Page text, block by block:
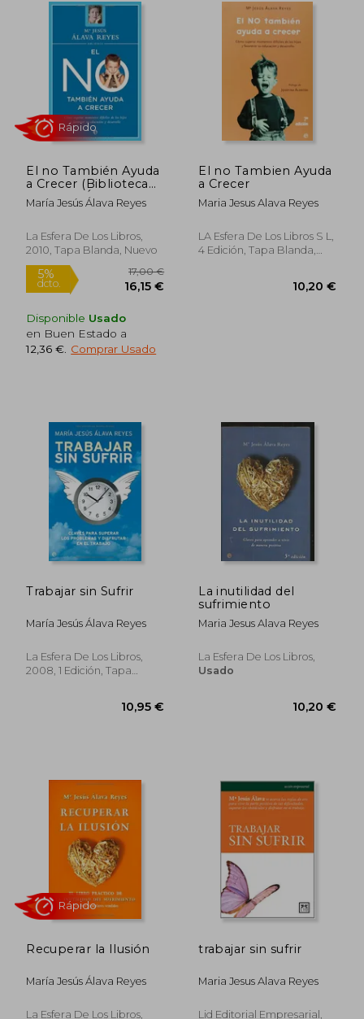
5%
Rápido
El no También Ayuda
a Crecer (Biblioteca
mª Jesús Álava Reyes)
María Jesús Álava Reyes
La Esfera De Los Libros,
2010, Tapa Blanda, Nuevo
17,00 €
Rápido
Disponible Usado
en Buen Estado a
12,36 € Comprar Usado
El no Tambien Ayuda
a Crecer
Maria Jesus Alava Reyes
LA Esfera De Los Libros S L,
4 Edición, Tapa Blanda,
Trabajar sin Sufrir
María Jesús Álava Reyes
La Esfera De Los Libros,
2008, 1 Edición, Tapa
La inutilidad del
sufrimiento
Maria Jesus Alava Reyes
La Esfera De Los Libros,
Usado
Recuperar la Ilusión
María Jesús Álava Reyes
La Esfera De Los Libros,
trabajar sin sufrir
Maria Jesus Alava Reyes
Lid Editorial Empresarial,